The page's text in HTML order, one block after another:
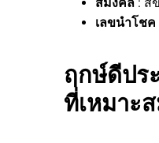
เลขนำโชค
ฤกษ์ดีปร
ที่เหมาะ